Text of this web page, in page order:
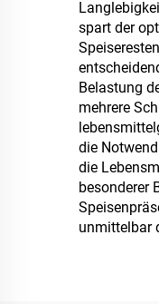
spart der
Belastung
mehrere
die
die
besonderer
unmittelbar